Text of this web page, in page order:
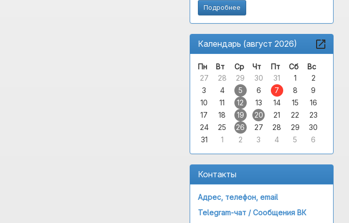
Подробнее
Календарь (август 2026)
Пн Вт Ср Чт Пт Сб
Вс
27
28 29 30 31 1
2
3
4 5 6 7 8
9
10
11 12 13 14 15
16
17
18 19 20 21 22
23
24
25 26 27 28 29
30
31
1 2 3 4 5 6
Контакты
Адрес, телефон, email
Telegram-чат /Сообщения ВК